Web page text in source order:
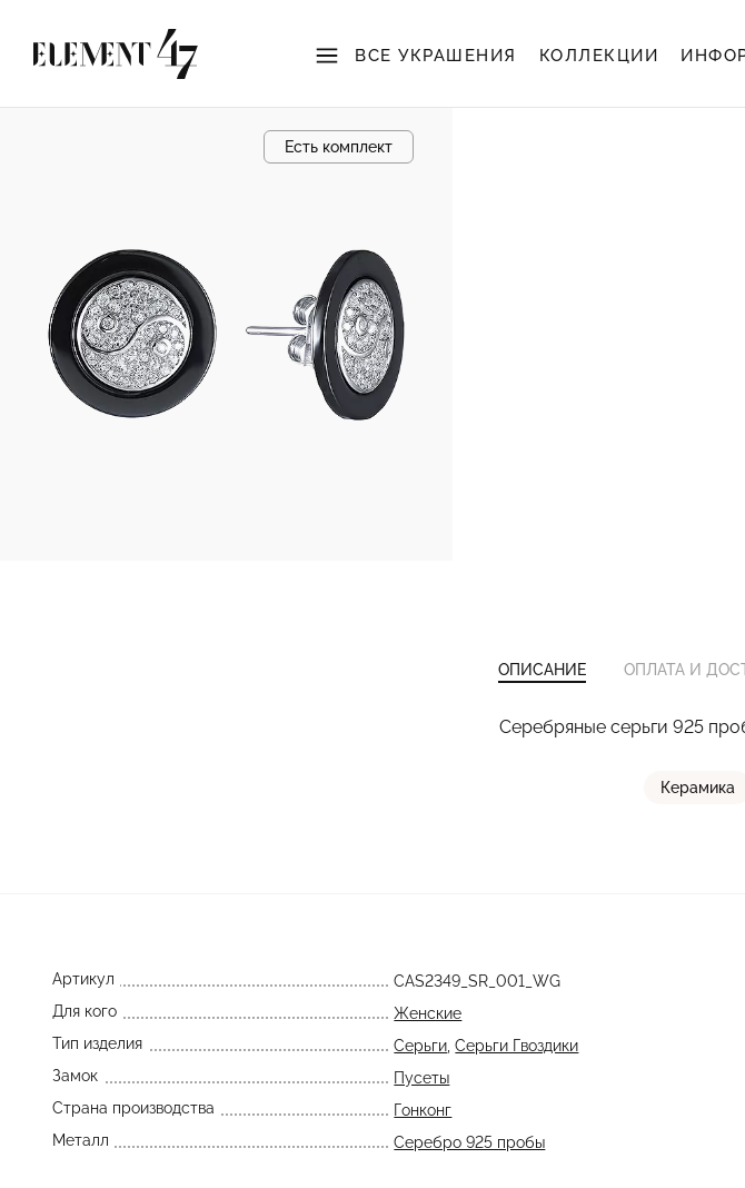
ВСЕ УКРАШЕНИЯ КОЛЛЕКЦИИ
Есть комплект
ОПИСАНИЕ ОПЛАТА И
Серебряные серьги 925
Керамика
Артикул
CAS2349_SR_001_WG
Для кого
Женские
Тип изделия
Серьги ,Серьги Гвоздики
Замок
Пусеты
Страна производства
Гонконг
Металл
Серебро 925 пробы